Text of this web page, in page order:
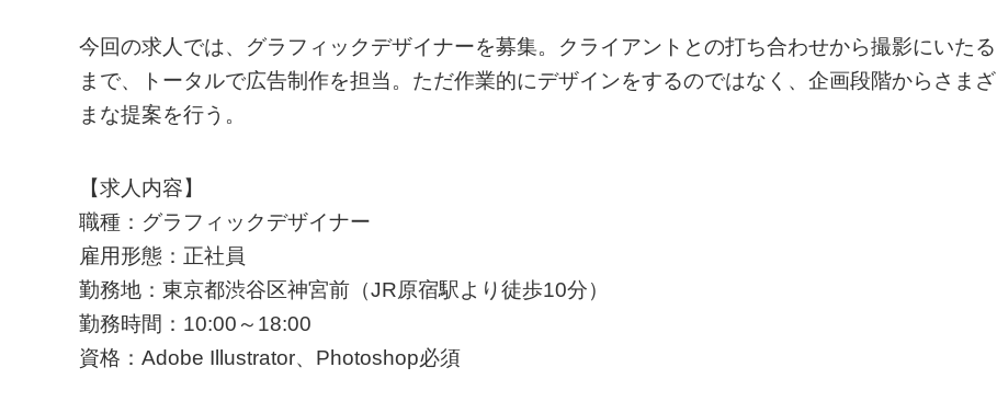
今回の求人では、グラフィックデザイナーを募集。クライアントとの打ち合わせから撮影にいたる
まで、トータルで広告制作を担当。ただ作業的にデザインをするのではなく、企画段階からさまざ
まな提案を行う。
【求人内容】
職種：グラフィックデザイナー
雇用形態：正社員
勤務地：東京都渋谷区神宮前（JR原宿駅より徒歩10分）
勤務時間：10:00～18:00
資格：Adobe Illustrator、Photoshop必須